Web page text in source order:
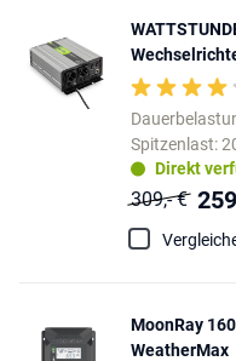
Spitzenlast:
Direkt
309,- €
MoonRay
WeatherMax